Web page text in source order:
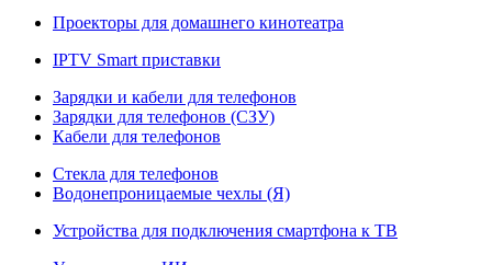
Проекторы для домашнего кинотеатра
IPTV Smart приставки
Зарядки и кабели для телефонов
Зарядки для телефонов (СЗУ)
Кабели для телефонов
Стекла для телефонов
Водонепроницаемые чехлы (Я)
Устройства для подключения смартфона к ТВ